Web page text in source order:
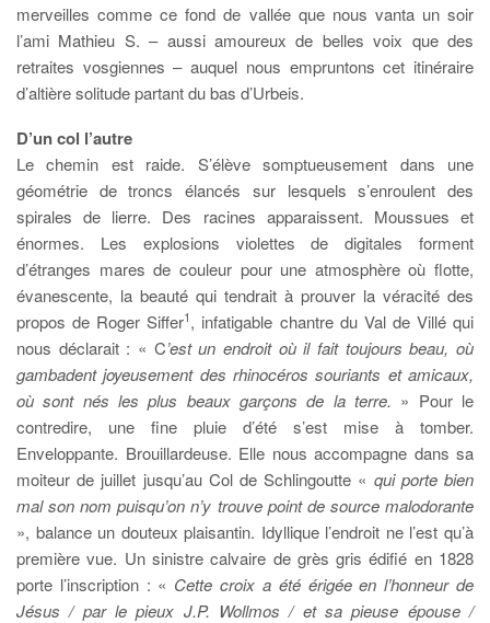
merveilles comme ce fond de vallée que nous vanta un soir
l’ami Mathieu S. – aussi amoureux de belles voix que des
retraites vosgiennes – auquel nous empruntons cet itinéraire
d’altière solitude partant du bas d’Urbeis.
D’un col l’autre
Le chemin est raide. S’élève somptueusement dans une
géométrie de troncs élancés sur lesquels s’enroulent des
spirales de lierre. Des racines apparaissent. Moussues et
énormes. Les explosions violettes de digitales forment
d’étranges mares de couleur pour une atmosphère où flotte,
évanescente, la beauté qui tendrait à prouver la véracité des
propos de Roger Siffer1, infatigable chantre du Val de Villé qui
nous déclarait : « C’est un endroit où il fait toujours beau, où
gambadent joyeusement des rhinocéros souriants et amicaux,
où sont nés les plus beaux garçons de la terre. » Pour le
contredire, une fine pluie d’été s’est mise à tomber.
Enveloppante. Brouillardeuse. Elle nous accompagne dans sa
moiteur de juillet jusqu’au Col de Schlingoutte « qui porte bien
mal son nom puisqu’on n’y trouve point de source malodorante
», balance un douteux plaisantin. Idyllique l’endroit ne l’est qu’à
première vue. Un sinistre calvaire de grès gris édifié en 1828
porte l’inscription : « Cette croix a été érigée en l’honneur de
Jésus / par le pieux J.P. Wollmos / et sa pieuse épouse /